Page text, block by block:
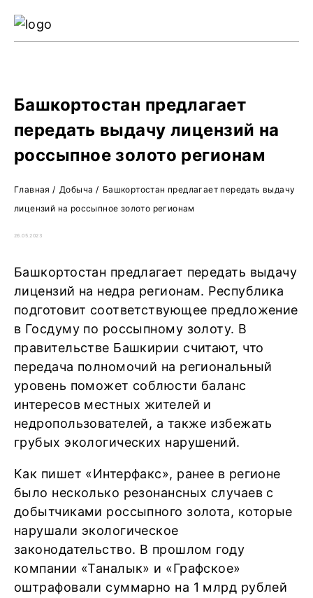
Башкортостан предлагает
передать выдачу лицензий на
россыпное золото регионам
Главная / Добыча / Башкортостан предлагает передать выдачу
лицензий на россыпное золото регионам
26.05.2023
Башкортостан предлагает передать выдачу
лицензий на недра регионам. Республика
подготовит соответствующее предложение
в Госдуму по россыпному золоту. В
правительстве Башкирии считают, что
передача полномочий на региональный
уровень поможет соблюсти баланс
интересов местных жителей и
недропользователей, а также избежать
грубых экологических нарушений.
Как пишет «Интерфакс», ранее в регионе
было несколько резонансных случаев с
добытчиками россыпного золота, которые
нарушали экологическое
законодательство. В прошлом году
компании «Таналык» и «Графское»
оштрафовали суммарно на 1 млрд рублей